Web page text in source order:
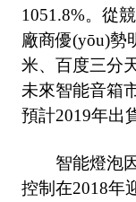
1051.8%。
廠商優(yōu)勢
米、百度三分天下
未來智能音箱市
預計2019年出
智能燈泡因
控制在2018年